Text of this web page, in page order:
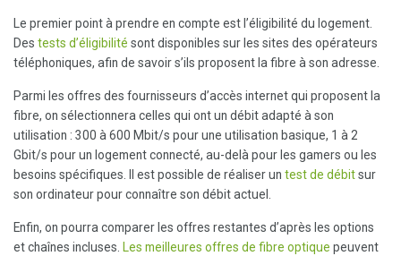
Le premier point à prendre en compte est l’éligibilité du logement.
Des tests d’éligibilité sont disponibles sur les sites des opérateurs
téléphoniques, afin de savoir s’ils proposent la fibre à son adresse.
Parmi les offres des fournisseurs d’accès internet qui proposent la
fibre, on sélectionnera celles qui ont un débit adapté à son
utilisation : 300 à 600 Mbit/s pour une utilisation basique, 1 à 2
Gbit/s pour un logement connecté, au-delà pour les gamers ou les
besoins spécifiques. Il est possible de réaliser un test de débitsur
son ordinateur pour connaître son débit actuel.
Enfin, on pourra comparer les offres restantes d’après les options
et chaînes incluses. Les meilleures offres de fibre optique peuvent